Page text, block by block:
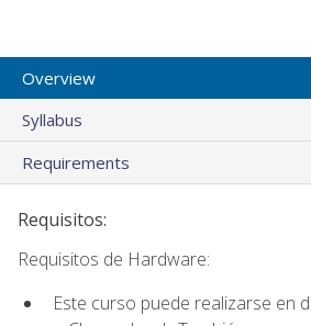
Overview
Syllabus
Requirements
Requisitos:
Requisitos de Hardware:
Este curso puede realizarse en